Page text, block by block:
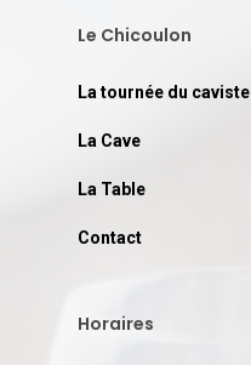
Le Chicoulon
La tournée du caviste
La Cave
La Table
Contact
Horaires